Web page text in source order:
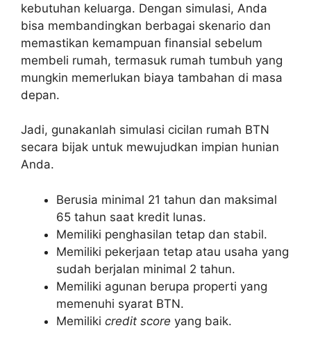
kebutuhan keluarga. Dengan simulasi, Anda
bisa membandingkan berbagai skenario dan
memastikan kemampuan finansial sebelum
membeli rumah, termasuk rumah tumbuh yang
mungkin memerlukan biaya tambahan di masa
depan.
Jadi, gunakanlah simulasi cicilan rumah BTN
secara bijak untuk mewujudkan impian hunian
Anda.
Berusia minimal 21 tahun dan maksimal
65 tahun saat kredit lunas.
Memiliki penghasilan tetap dan stabil.
Memiliki pekerjaan tetap atau usaha yang
sudah berjalan minimal 2 tahun.
Memiliki agunan berupa properti yang
memenuhi syarat BTN.
Memiliki credit score yang baik.